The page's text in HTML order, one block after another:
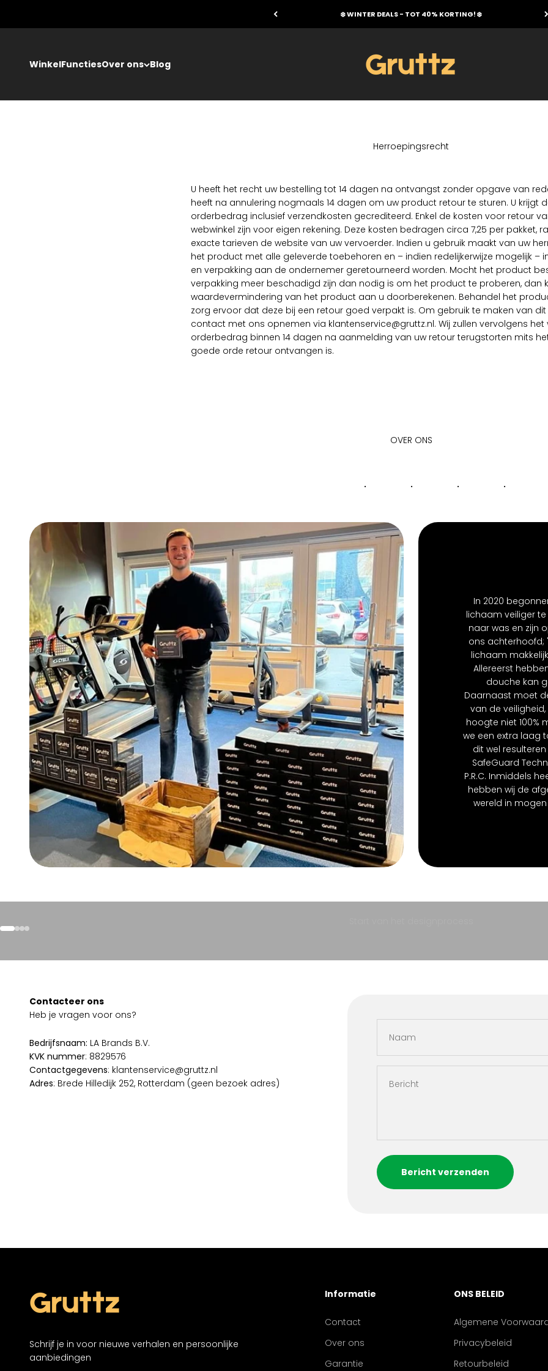
❄️ WINTER DEALS - TOT 40% KORTING! ❄️
WinkelFunctiesOver ons Blog
Gruttz
Herroepingsrecht
U heeft het recht uw bestelling tot 14 dagen na ontvangst zonder opgave van
heeft na annulering nogmaals 14 dagen om uw product retour te sturen. U krijgt
orderbedrag inclusief verzendkosten gecrediteerd. Enkel de kosten voor retour
webwinkel zijn voor eigen rekening. Deze kosten bedragen circa 7,25 per pakket,
exacte tarieven de website van uw vervoerder. Indien u gebruik maakt van uw
het product met alle geleverde toebehoren en – indien redelijkerwijze mogelijk –
en verpakking aan de ondernemer geretourneerd worden. Mocht het product
verpakking meer beschadigd zijn dan nodig is om het product te proberen, dan
waardevermindering van het product aan u doorberekenen. Behandel het
zorg ervoor dat deze bij een retour goed verpakt is. Om gebruik te maken van
contact met ons opnemen via klantenservice@gruttz.nl. Wij zullen vervolgens
orderbedrag binnen 14 dagen na aanmelding van uw retour terugstorten mits
goede orde retour ontvangen is.
OVER ONS
. . . .
In 2020
lichaam veiliger
naar was en zijn
ons achterhoofd;
lichaam
Allereerst
douche kan
Daarnaast moet
van de
hoogte niet 100%
we een extra laag
dit wel
SafeGuard
P.R.C. Inmiddels
hebben wij de
wereld in
Naar artikel 1
Naar artikel 2
Naar artikel 3
Naar artikel 4
Contacteer ons
Heb je vragen voor ons?
Bedrijfsnaam: LA Brands B.V.
KVK nummer: 8829576
Contactgegevens: klantenservice@gruttz.nl
Adres: Brede Hilledijk 252, Rotterdam (geen bezoek adres)
Naam
Bericht
Bericht verzenden
Schrijf je in voor nieuwe verhalen en persoonlijke
aanbiedingen
Informatie
Contact
Over ons
Garantie
ONS BELEID
Algemene
Privacybeleid
Retourbeleid